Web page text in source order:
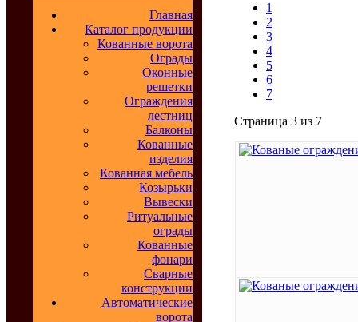
Главная
Каталог продукции
Кованные ворота
Ограды
Оконные
решетки
Ограждения
лестниц
Балконы
Кованные
изделия
Кованная мебель
Козырьки
Вывески
Ритуальные
ограды
Кованные
фонари
Сварные
конструкции
Автоматические
ворота
1
2
3
4
5
6
7
Страница 3 из 7